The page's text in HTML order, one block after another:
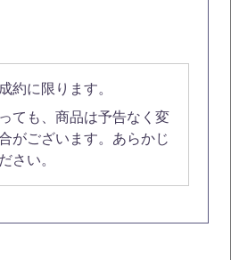
約に限ります。
ても、商品は予告なく変
がございます。あらかじ
さい。